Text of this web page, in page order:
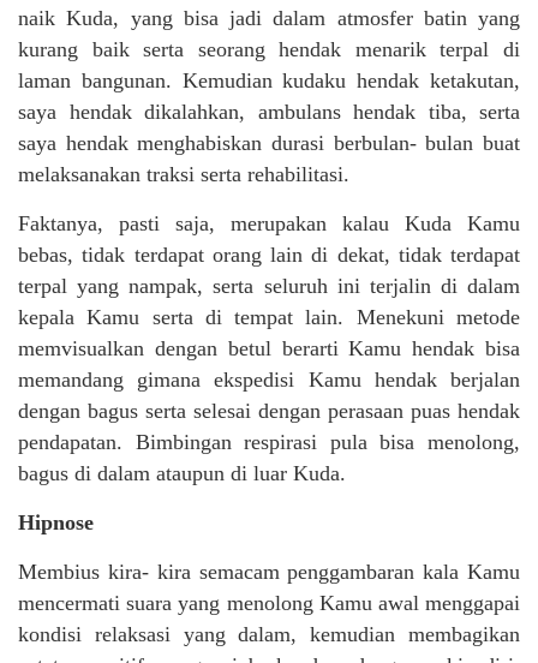
naik Kuda, yang bisa jadi dalam atmosfer batin yang
kurang baik serta seorang hendak menarik terpal di
laman bangunan. Kemudian kudaku hendak ketakutan,
saya hendak dikalahkan, ambulans hendak tiba, serta
saya hendak menghabiskan durasi berbulan- bulan buat
melaksanakan traksi serta rehabilitasi.
Faktanya, pasti saja, merupakan kalau Kuda Kamu
bebas, tidak terdapat orang lain di dekat, tidak terdapat
terpal yang nampak, serta seluruh ini terjalin di dalam
kepala Kamu serta di tempat lain. Menekuni metode
memvisualkan dengan betul berarti Kamu hendak bisa
memandang gimana ekspedisi Kamu hendak berjalan
dengan bagus serta selesai dengan perasaan puas hendak
pendapatan. Bimbingan respirasi pula bisa menolong,
bagus di dalam ataupun di luar Kuda.
Hipnose
Membius kira- kira semacam penggambaran kala Kamu
mencermati suara yang menolong Kamu awal menggapai
kondisi relaksasi yang dalam, kemudian membagikan